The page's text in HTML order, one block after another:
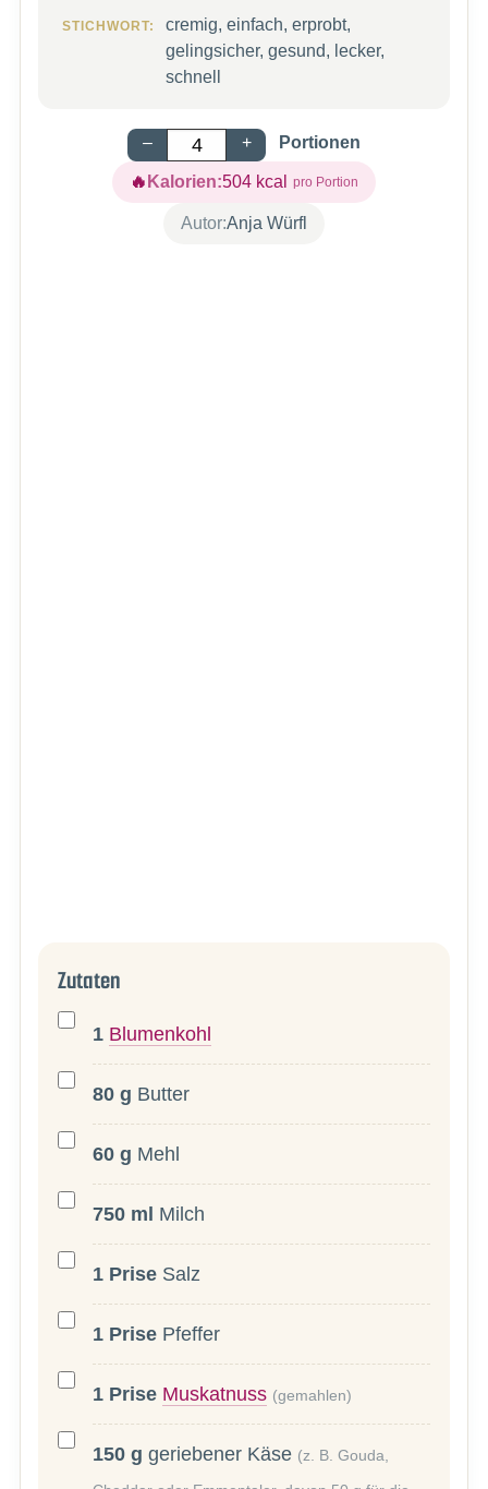
STICHWORT:
cremig, einfach, erprobt,
gelingsicher, gesund, lecker,
schnell
– + Portionen
Kalorien:504 kcal
Autor:Anja Würfl
Zutaten
1 Blumenkohl
80 g Butter
60 g Mehl
750 ml Milch
1 Prise Salz
1 Prise Pfeffer
1 Prise Muskatnuss (gemahlen)
150 g geriebener Käse (z. B. Gouda,